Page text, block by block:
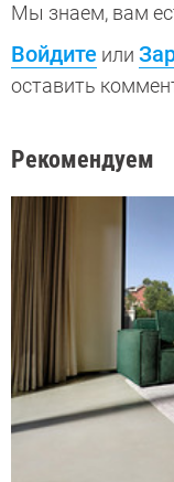
Мы знаем, вам
Войдите или
оставить
Рекомендуем